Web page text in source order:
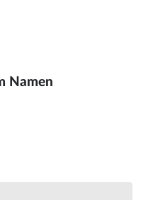
Namen